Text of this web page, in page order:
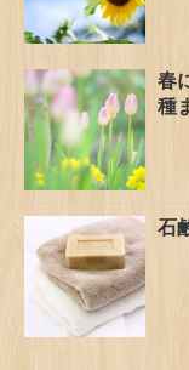
春
種
石